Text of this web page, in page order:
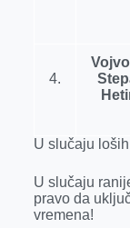
4.
U slučaju
U slučaju
pravo da
vremena!